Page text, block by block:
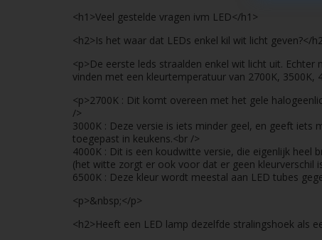
<h1>Veel gestelde vragen ivm LED</h1>
<h2>Is het waar dat LEDs enkel kil wit licht geven?</
<p>De eerste leds straalden enkel wit licht uit.
vinden met een kleurtemperatuur van 2700K, 3500K,
<p>2700K : Dit komt overeen met het gele
/>
3000K : Deze versie is iets minder geel, en geeft iets
toegepast in keukens.<br />
4000K : Dit is een koudwitte versie, die eigenlijk heel
(het witte zorgt er ook voor dat er geen kleurverschil
6500K : Deze kleur wordt meestal aan LED tubes
<p>&nbsp;</p>
<h2>Heeft een LED lamp dezelfde stralingshoek als